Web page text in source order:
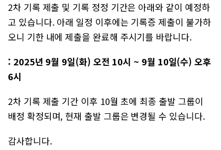
2차 기록 제출 및 기록 정정 기간은 아래와 같이 예정하
고 있습니다. 아래 일정 이후에는 기록증 제출이 불가하
오니 기한 내에 제출을 완료해 주시기를 바랍니다.
: 2025년 9월 9일(화) 오전 10시 ~ 9월 10일(수) 오후
6시
2차 기록 제출 기간 이후 10월 초에 최종 출발 그룹이
배정 확정되며, 현재 출발 그룹은 변경될 수 있습니다.
감사합니다.